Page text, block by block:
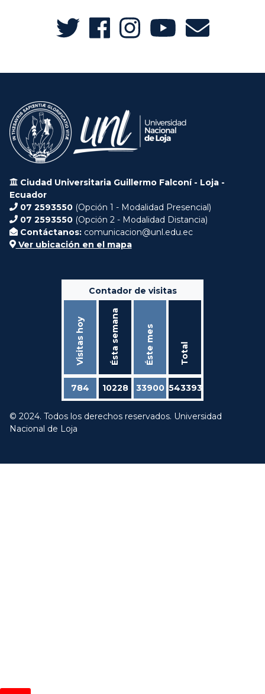
Ciudad Universitaria Guillermo Falconí - Loja -
Ecuador
07 2593550 (Opción 1 - Modalidad Presencial)
07 2593550 (Opción 2 - Modalidad Distancia)
Contáctanos: comunicacion@unl.edu.ec
Ver ubicación en el mapa
Contador de visitas
Visitas hoy Ésta semana Éste mes Total
784 10228 33900 543393
© 2024. Todos los derechos reservados. Universidad
Nacional de Loja